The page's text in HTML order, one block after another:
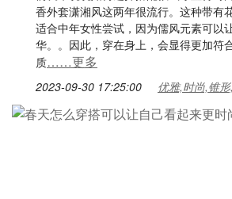
香外套潇湘风这两年很流行。这种带有
适合中年女性尝试，因为儒风元素可以
华。。因此，穿在身上，会显得更加符
质……更多
2023-09-30 17:25:00 优雅,时尚,锥